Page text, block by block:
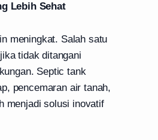
Lebih Sehat
meningkat. Salah satu
tidak ditangani
Septic tank
pencemaran air tanah,
menjadi solusi inovatif